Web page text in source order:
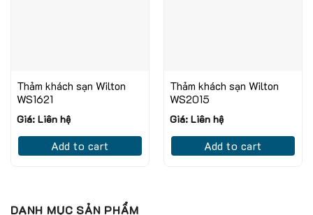
Thảm khách sạn Wilton
WS1621
Giá: Liên hệ
Add to cart
Thảm khách sạn Wilton
WS2015
Giá: Liên hệ
Add to cart
DANH MỤC SẢN PHẨM